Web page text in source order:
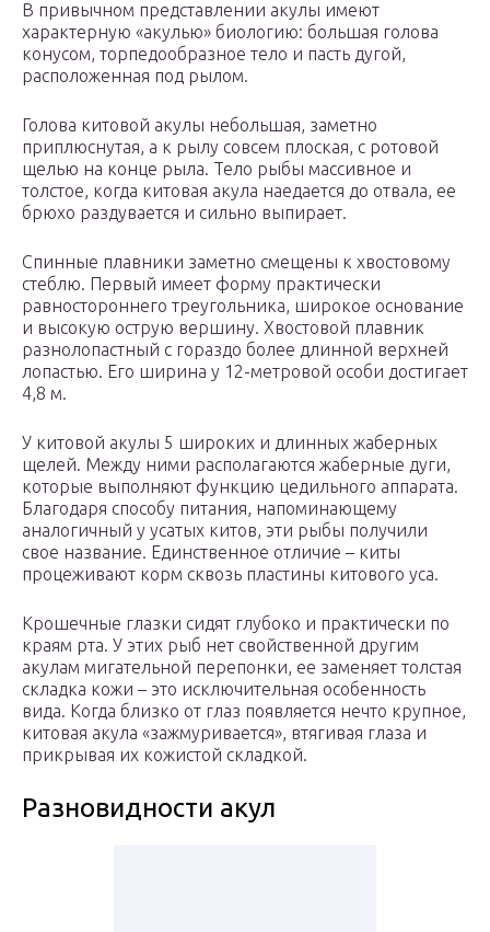
В привычном представлении акулы имеют
характерную «акулью» биологию: большая голова
конусом, торпедообразное тело и пасть дугой,
расположенная под рылом.
Голова китовой акулы небольшая, заметно
приплюснутая, а к рылу совсем плоская, с ротовой
щелью на конце рыла. Тело рыбы массивное и
толстое, когда китовая акула наедается до отвала, ее
брюхо раздувается и сильно выпирает.
Спинные плавники заметно смещены к хвостовому
стеблю. Первый имеет форму практически
равностороннего треугольника, широкое основание
и высокую острую вершину. Хвостовой плавник
разнолопастный с гораздо более длинной верхней
лопастью. Его ширина у 12-метровой особи достигает
4,8 м.
У китовой акулы 5 широких и длинных жаберных
щелей. Между ними располагаются жаберные дуги,
которые выполняют функцию цедильного аппарата.
Благодаря способу питания, напоминающему
аналогичный у усатых китов, эти рыбы получили
свое название. Единственное отличие – киты
процеживают корм сквозь пластины китового уса.
Крошечные глазки сидят глубоко и практически по
краям рта. У этих рыб нет свойственной другим
акулам мигательной перепонки, ее заменяет толстая
складка кожи – это исключительная особенность
вида. Когда близко от глаз появляется нечто крупное,
китовая акула «зажмуривается», втягивая глаза и
прикрывая их кожистой складкой.
Разновидности акул